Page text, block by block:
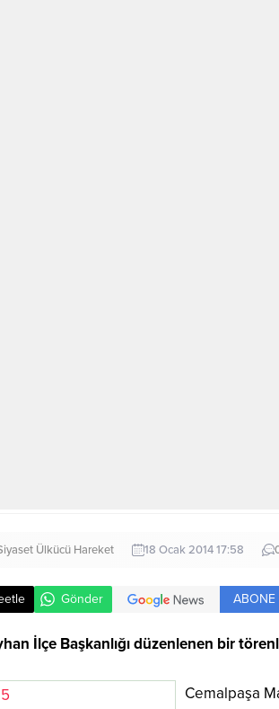
Ülkücü Hareket 18 Ocak 2014 17:58
Gönder ABONE
İlçe Başkanlığı düzenlenen bir
Cemalpaşa